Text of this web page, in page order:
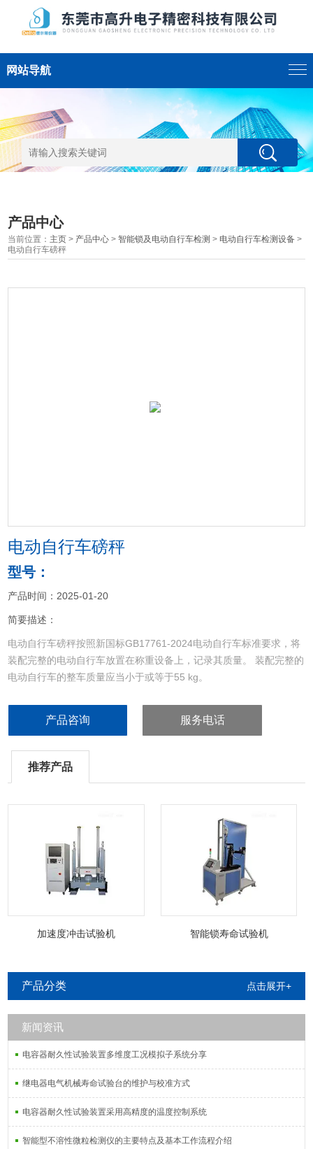
网站导航
产品中心
当前位置： 主页 > 产品中心 >智能锁及电动自行车检测 > 电动自行车检测设备 >
电动自行车磅秤
电动自行车磅秤
型号：
产品时间：2025-01-20
简要描述：
电动自行车磅秤按照新国标GB17761-2024电动自行车标准要求，将
装配完整的电动自行车放置在称重设备上，记录其质量。 装配完整的
电动自行车的整车质量应当小于或等于55 kg。
产品咨询 服务电话
推荐产品
加速度冲击试验机 智能锁寿命试验机
产品分类 点击展开+
新闻资讯
电容器耐久性试验装置多维度工况模拟子系统分享
继电器电气机械寿命试验台的维护与校准方式
电容器耐久性试验装置采用高精度的温度控制系统
智能型不溶性微粒检测仪的主要特点及基本工作流程介绍